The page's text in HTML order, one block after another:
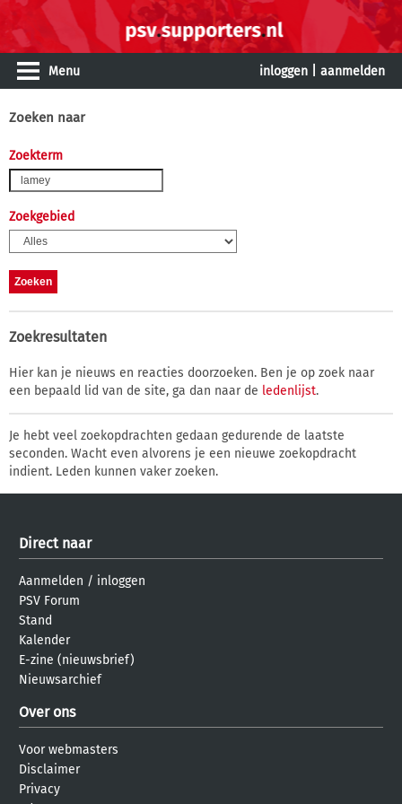
Menu inloggen aanmelden
Zoeken naar
Zoekterm
Zoekgebied
Zoekresultaten
Hier kan je nieuws en reacties doorzoeken. Ben je op zoek naar
een bepaald lid van de site, ga dan naar de ledenlijst.
Je hebt veel zoekopdrachten gedaan gedurende de laatste
seconden. Wacht even alvorens je een nieuwe zoekopdracht
indient. Leden kunnen vaker zoeken.
Direct naar
Aanmelden / inloggen
PSV Forum
Stand
Kalender
E-zine (nieuwsbrief)
Nieuwsarchief
Over ons
Voor webmasters
Disclaimer
Privacy